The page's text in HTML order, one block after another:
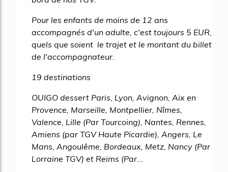
Pour les enfants de moins de 12 ans
accompagnés d'un adulte, c'est toujours 5 EUR,
quels que soient le trajet et le montant du billet
de l'accompagnateur.
19 destinations
OUIGO dessert Paris, Lyon, Avignon, Aix en
Provence, Marseille, Montpellier, Nîmes,
Valence, Lille (Par Tourcoing), Nantes, Rennes,
Amiens (par TGV Haute Picardie), Angers, Le
Mans, Angoulême, Bordeaux, Metz, Nancy (Par
Lorraine TGV) et Reims (Par...